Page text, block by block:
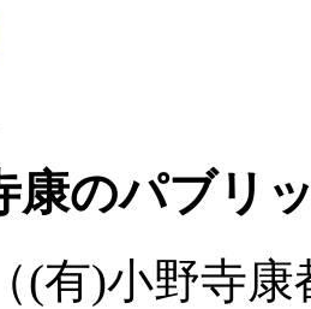
康のパブリ
（(有)小野寺